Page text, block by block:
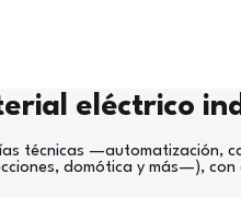
eléctrico
técnicas —automatización,
domótica y más—), con